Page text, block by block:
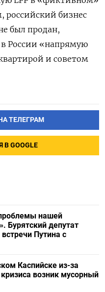
российский бизнес
был продан,
России «напрямую
и советом
ТЕЛЕГРАМ
GOOGLE
нашей
Бурятский депутат
Путина с
Каспийске из-за
возник мусорный